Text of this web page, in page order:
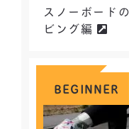
スノーボード
ビング編
BEGINNER